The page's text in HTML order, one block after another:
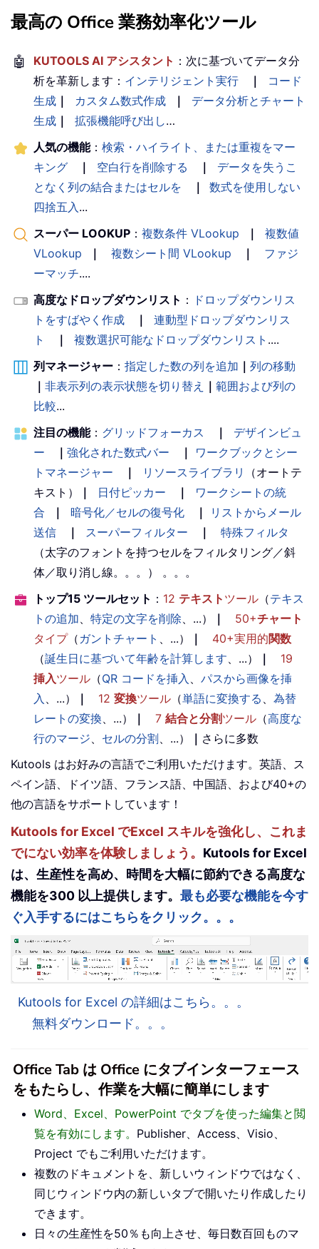
最高の Office 業務効率化ツール
🤖 KUTOOLS AI アシスタント ：次に基づいてデータ分
析を革新します： インテリジェント実行 ｜
コード
生成 ｜ カスタム数式作成 ｜
データ分析とチャート
生成 ｜ 拡張機能呼び出し…
人気の機能： 検索・ハイライト、または重複をマー
キング
｜ 空白行を削除する ｜
データを失うこ
となく列の結合またはセルを
｜
数式を使用しない
四捨五入...
スーパー LOOKUP ： 複数条件 VLookup ｜
複数値
VLookup
｜ 複数シート間 VLookup ｜
ファジ
ーマッチ....
高度なドロップダウンリスト ： ドロップダウンリス
トをすばやく作成
｜
連動型ドロップダウンリス
ト
｜ 複数選択可能なドロップダウンリスト ....
列マネージャー ： 指定した数の列を追加 ｜ 列の移動
｜ 非表示列の表示状態を切り替え ｜ 範囲および列の
比較...
注目の機能： グリッドフォーカス ｜
デザインビュ
ー
｜ 強化された数式バー ｜
ワークブックとシー
トマネージャー
｜ リソースライブラリ
（オートテ
キスト）
｜ 日付ピッカー ｜
ワークシートの統
合
｜ 暗号化／セルの復号化 ｜
リストからメール
送信
｜ スーパーフィルター ｜
特殊フィルタ
（太字のフォントを持つセルをフィルタリング／斜
体／取り消し線。。。） 。。。
トップ15 ツールセット ： 12 テキスト ツール （テキス
トの追加、 特定の文字を削除、...） ｜ 50+チャート
タイプ（ ガントチャート 、...） ｜ 40+実用的関数
（誕生日に基づいて年齢を計算します、...） ｜
19
挿入ツール （QR コードを挿入 、 パスから画像を挿
入 、...） ｜ 12 変換ツール （単語に変換する 、 為替
レートの変換、...） ｜ 7 結合と分割ツール （高度な
行のマージ、 セルの分割、...） ｜ さらに多数
Kutools はお好みの言語でご利用いただけます。英語、ス
ペイン語、ドイツ語、フランス語、中国語、および40+の
他の言語をサポートしています！
Kutools for Excel でExcel スキルを強化し、これま
でにない効率を体験しましょう。 Kutools for Excel
は、生産性を高め、時間を大幅に節約できる高度な
機能を300 以上提供します。 最も必要な機能を今す
ぐ入手するにはこちらをクリック。。。
Kutools for Excel の詳細はこちら。。。
無料ダウンロード。。。
Office Tab は Office にタブインターフェース
をもたらし、作業を大幅に簡単にします
Word、Excel、PowerPoint でタブを使った編集と閲
覧を有効にします。 Publisher、Access、Visio、
Project でもご利用いただけます。
複数のドキュメントを、新しいウィンドウではなく、
同じウィンドウ内の新しいタブで開いたり作成したり
できます。
日々の生産性を50％も向上させ、毎日数百回ものマ